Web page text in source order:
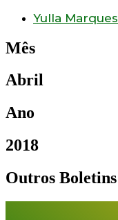
Yulla Marques
Mês
Abril
Ano
2018
Outros Boletins